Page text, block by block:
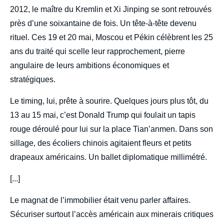
2012, le maître du Kremlin et Xi Jinping se sont retrouvés
près d’une soixantaine de fois. Un tête-à-tête devenu
rituel. Ces 19 et 20 mai, Moscou et Pékin célèbrent les 25
ans du traité qui scelle leur rapprochement, pierre
angulaire de leurs ambitions économiques et
stratégiques.
Le timing, lui, prête à sourire. Quelques jours plus tôt, du
13 au 15 mai, c’est Donald Trump qui foulait un tapis
rouge déroulé pour lui sur la place Tian’anmen. Dans son
sillage, des écoliers chinois agitaient fleurs et petits
drapeaux américains. Un ballet diplomatique millimétré.
[...]
Le magnat de l’immobilier était venu parler affaires.
Sécuriser surtout l’accès américain aux minerais critiques